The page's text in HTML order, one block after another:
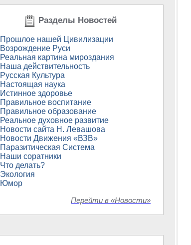
Разделы Новостей
Прошлое нашей Цивилизации
Возрождение Руси
Реальная картина мироздания
Наша действительность
Русская Культура
Настоящая наука
Истинное здоровье
Правильное воспитание
Правильное образование
Реальное духовное развитие
Новости сайта Н. Левашова
Новости Движения «ВЗВ»
Паразитическая Система
Наши соратники
Что делать?
Экология
Юмор
Перейти в «Новости»